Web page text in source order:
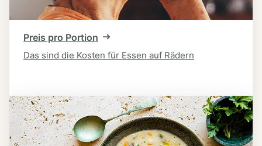
Preis pro Portion
Das sind die Kosten für Essen auf Rädern